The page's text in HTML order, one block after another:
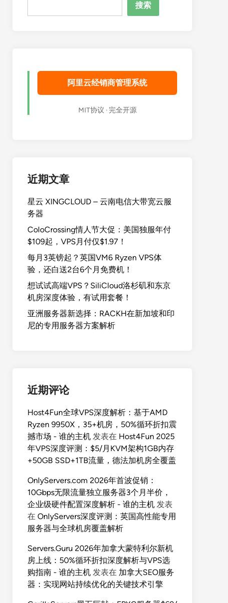
搜索
阿里云经销商管理系统
MIT协议 · 完全开源
近期文章
星云 XINGCLOUD – 云南电信大带宽云服
务器
ColoCrossing情人节大促：美国独服年付
$109起，VPS月付仅$1.97！
每月3英镑起？英国VM6 Ryzen VPS体
验，还白送2台6个月免费机！
想试试高端VPS？SiliCloud洛杉矶和东京
机房深度体验，有试用套餐！
亚洲服务器新选择：RACKH在新加坡和印
尼的专用服务器方案解析
近期评论
Host4Fun全球VPS深度解析：基于AMD
Ryzen 9950X，35+机房，50%循环折扣震
撼市场 - 谁的主机 发表在 Host4Fun 2025
年VPS深度评测：$5/月KVM架构1GB内存
+50GB SSD+1TB流量，德法加机房全覆盖
OnlyServers.com 2026年首波促销：
10Gbps无限流量独立服务器3个月半价，
企业级硬件配置深度解析 - 谁的主机 发表
在 OnlyServers深度评测：英国高性能专用
服务器与全球机房覆盖解析
Servers.Guru 2026年加拿大蒙特利尔新机
房上线：50%循环折扣深度解析与VPS选
购指南 - 谁的主机 发表在 加拿大SEO服务
器：实现网站持续优化的关键技术引擎